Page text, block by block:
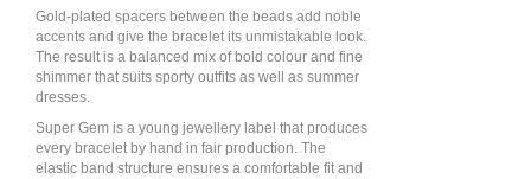
Gold-plated spacers between the beads add noble
accents and give the bracelet its unmistakable look.
The result is a balanced mix of bold colour and fine
shimmer that suits sporty outfits as well as summer
dresses.
Super Gem is a young jewellery label that produces
every bracelet by hand in fair production. The
elastic band structure ensures a comfortable fit and